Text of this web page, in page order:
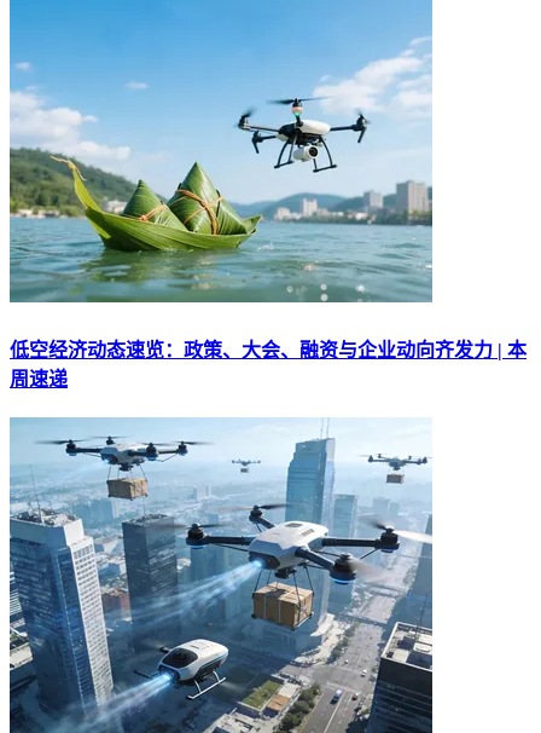
低空经济动态速览：政策、大会、融资与企业动向齐发力 | 本
周速递